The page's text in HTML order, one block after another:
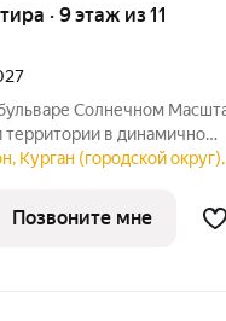
· 9 этаж из 11
территории в динамично
вблизи парка «Царёво
Курган (городской округ).
Позвоните мне